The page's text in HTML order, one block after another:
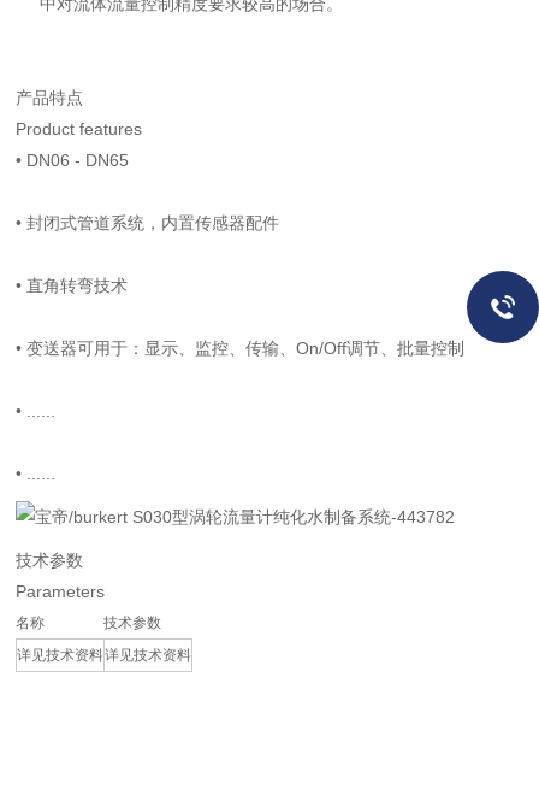
产品特点
Product features
• DN06 - DN65
•封闭式管道系统，内置传感器配件
•直角转弯技术
•变送器可用于：显示、监控、传输、On/Off调节、批量控制
•
•
技术参数
Parameters
名称
技术参数
详见技术资料详见技术资料